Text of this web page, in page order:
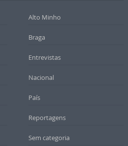
Alto Minho
Braga
Entrevistas
Nacional
País
Reportagens
Sem categoria